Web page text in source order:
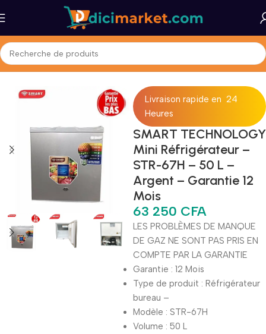
Accueil Maison et Bureau Gros Électromenager Réfrigérateurs
Livraison rapide en 24
Heures
SMART TECHNOLOGY
Mini Réfrigérateur –
STR-67H – 50 L –
Argent – Garantie 12
Mois
63 250 CFA
LES PROBLÈMES DE MANQUE
DE GAZ NE SONT PAS PRIS EN
COMPTE PAR LA GARANTIE
Garantie : 12 Mois
Type de produit : Réfrigérateur
bureau –
Modèle : STR-67H
Volume : 50 L